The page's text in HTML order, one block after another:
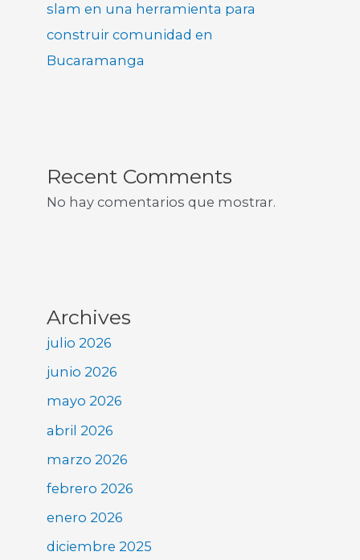
slam en una herramienta para
construir comunidad en
Bucaramanga
Recent Comments
No hay comentarios que mostrar.
Archives
julio 2026
junio 2026
mayo 2026
abril 2026
marzo 2026
febrero 2026
enero 2026
diciembre 2025